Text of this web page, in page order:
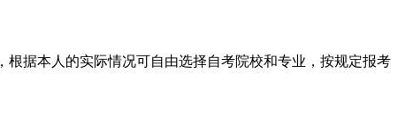
据本人的实际情况可自由选择自考院校和专业，按规定报考